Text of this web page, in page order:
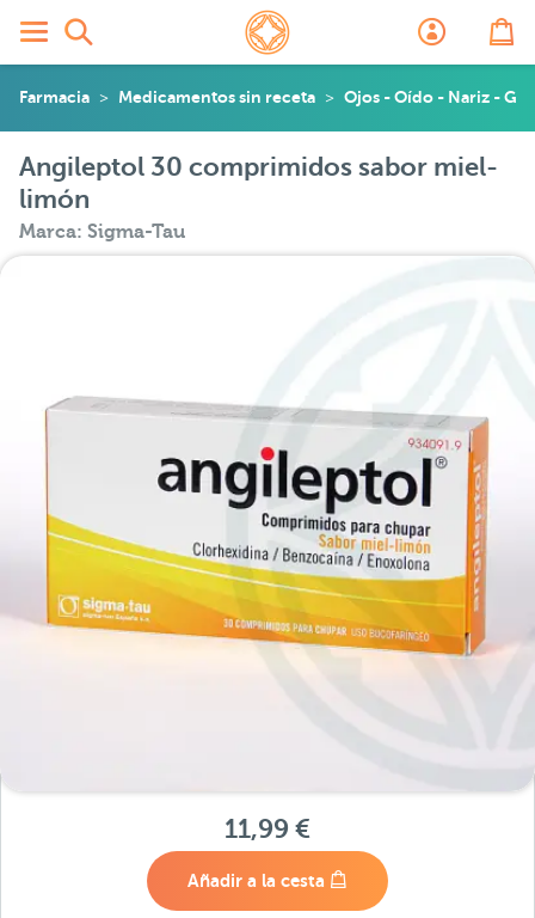
Farmacia Medicamentos sin receta Ojos - Oído - Nariz -
Angileptol 30 comprimidos sabor miel-
limón
Marca: Sigma-Tau
11,99 €
Añadir a la cesta